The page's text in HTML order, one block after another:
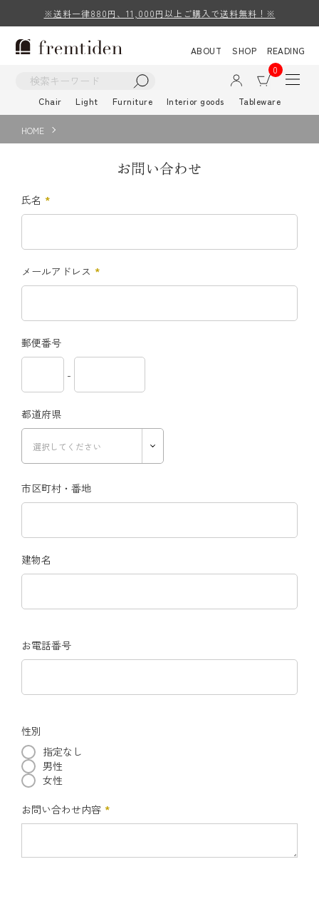
※送料一律880円、11,000円以上ご購入で送料無料！※
ABOUT SHOP
READING
0
Chair Light Furniture Interior goods Tableware
HOME
お問い合わせ
氏名 *
メールアドレス *
郵便番号
-
都道府県
市区町村・番地
建物名
お電話番号
性別
指定なし
男性
女性
お問い合わせ内容 *